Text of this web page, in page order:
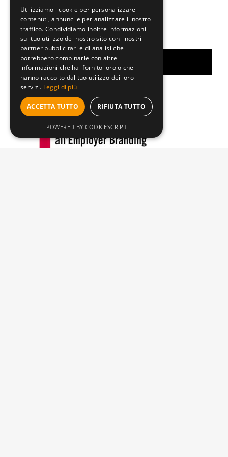
L’Edicola
Utilizziamo i cookie per personalizzare
contenuti, annunci e per analizzare il nostro
traffico. Condividiamo inoltre informazioni
sul tuo utilizzo del nostro sito con i nostri
partner pubblicitari e di analisi che
potrebbero combinarle con altre
informazioni che hai fornito loro o che
hanno raccolto dal tuo utilizzo dei loro
servizi. Leggi di più
ACCETTA TUTTO RIFIUTA TUTTO
POWERED BY COOKIESCRIPT